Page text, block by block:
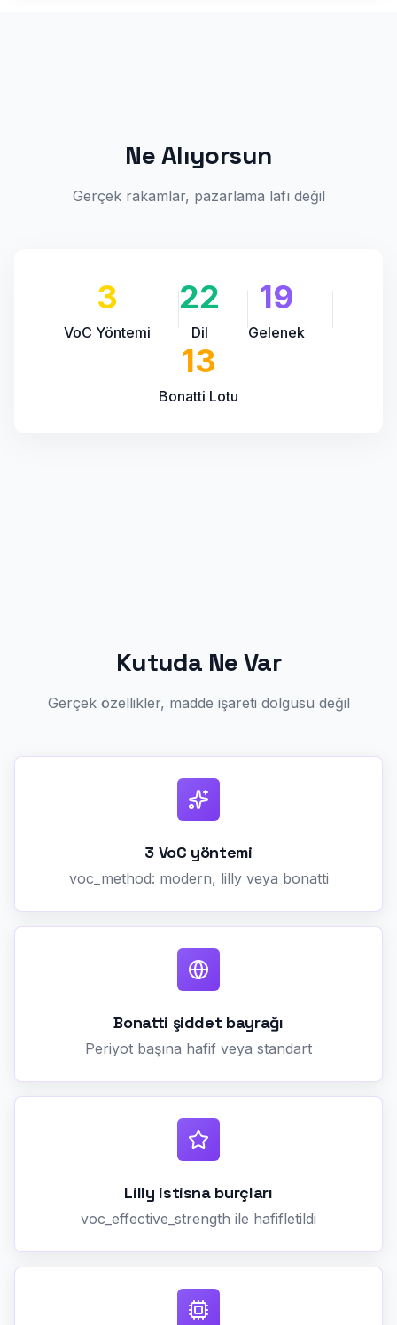
Ne Alıyorsun
Gerçek rakamlar, pazarlama lafı değil
3
VoC Yöntemi
22
Dil
19
Gelenek
13
Bonatti Lotu
Kutuda Ne Var
Gerçek özellikler, madde işareti dolgusu değil
3 VoC yöntemi
voc_method: modern, lilly veya bonatti
Bonatti şiddet bayrağı
Periyot başına hafif veya standart
Lilly istisna burçları
voc_effective_strength ile hafifletildi